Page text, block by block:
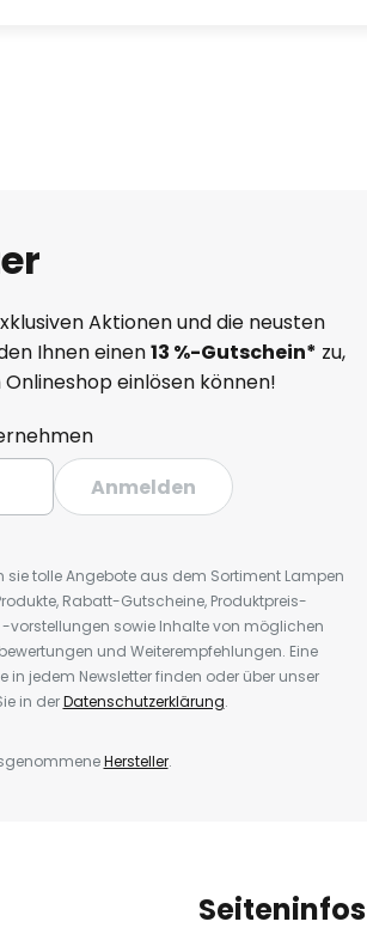
Aktionen und die neusten
Ihnen einen13 %-Gutschein* zu,
einlösen können!
Anmelden
sie tolle Angebote aus dem Sortiment Lampen
Rabatt-Gutscheine, Produktpreis-
vorstellungen sowie Inhalte von möglichen
und Weiterempfehlungen. Eine
jedem Newsletter finden oder über unser
in derDatenschutzerklärung.
Hersteller.
Seiteninfos